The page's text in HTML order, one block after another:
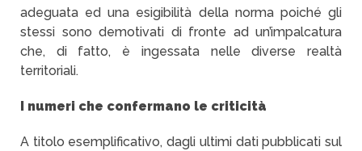
adeguata ed una esigibilità della norma poiché gli
stessi sono demotivati di fronte ad un’impalcatura
che, di fatto, è ingessata nelle diverse realtà
territoriali.
I numeri che confermano le criticità
A titolo esemplificativo, dagli ultimi dati pubblicati sul